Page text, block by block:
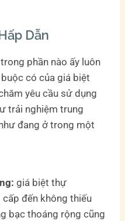
Dẫn
phần nào ấy luôn
có của giá biệt
yêu cầu sử dụng
trải nghiệm trung
đang ở trong một
giá biệt thự
đến không thiếu
bạc thoáng rộng cũng